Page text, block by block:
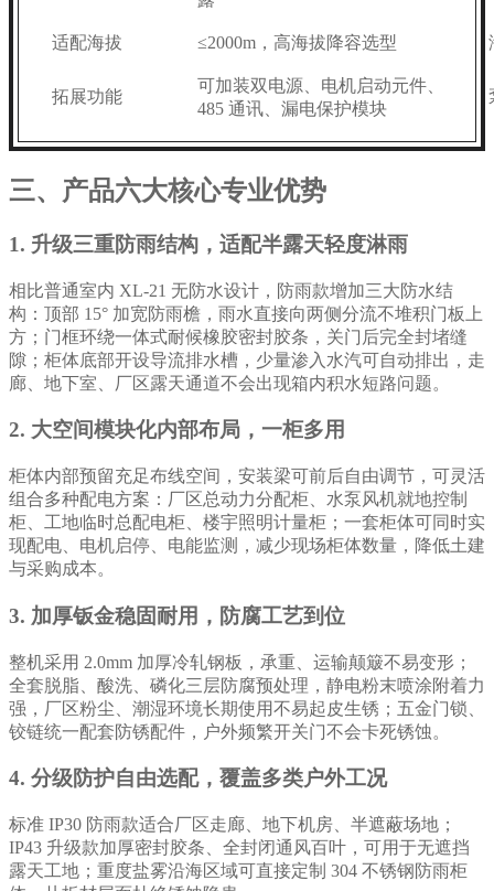
适配海拔 ≤2000m，高海拔降容选型
拓展功能
可加装双电源、电机启动元件、
485 通讯、漏电保护模块
三、产品六大核心专业优势
1. 升级三重防雨结构，适配半露天轻度淋雨
相比普通室内 XL-21 无防水设计，防雨款增加三大防水结
构：顶部 15° 加宽防雨檐，雨水直接向两侧分流不堆积门板上
方；门框环绕一体式耐候橡胶密封胶条，关门后完全封堵缝
隙；柜体底部开设导流排水槽，少量渗入水汽可自动排出，走
廊、地下室、厂区露天通道不会出现箱内积水短路问题。
2. 大空间模块化内部布局，一柜多用
柜体内部预留充足布线空间，安装梁可前后自由调节，可灵活
组合多种配电方案：厂区总动力分配柜、水泵风机就地控制
柜、工地临时总配电柜、楼宇照明计量柜；一套柜体可同时实
现配电、电机启停、电能监测，减少现场柜体数量，降低土建
与采购成本。
3. 加厚钣金稳固耐用，防腐工艺到位
整机采用 2.0mm 加厚冷轧钢板，承重、运输颠簸不易变形；
全套脱脂、酸洗、磷化三层防腐预处理，静电粉末喷涂附着力
强，厂区粉尘、潮湿环境长期使用不易起皮生锈；五金门锁、
铰链统一配套防锈配件，户外频繁开关门不会卡死锈蚀。
4. 分级防护自由选配，覆盖多类户外工况
标准 IP30 防雨款适合厂区走廊、地下机房、半遮蔽场地；
IP43 升级款加厚密封胶条、全封闭通风百叶，可用于无遮挡
露天工地；重度盐雾沿海区域可直接定制 304 不锈钢防雨柜